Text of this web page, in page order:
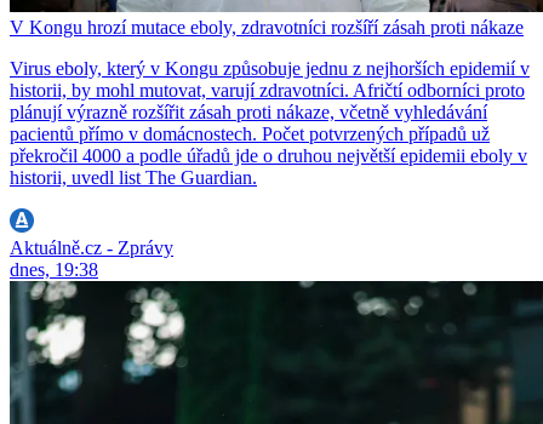
V Kongu hrozí mutace eboly, zdravotníci rozšíří zásah proti nákaze
Virus eboly, který v Kongu způsobuje jednu z nejhorších epidemií v
historii, by mohl mutovat, varují zdravotníci. Afričtí odborníci proto
plánují výrazně rozšířit zásah proti nákaze, včetně vyhledávání
pacientů přímo v domácnostech. Počet potvrzených případů už
překročil 4000 a podle úřadů jde o druhou největší epidemii eboly v
historii, uvedl list The Guardian.
Aktuálně.cz - Zprávy
dnes, 19:38